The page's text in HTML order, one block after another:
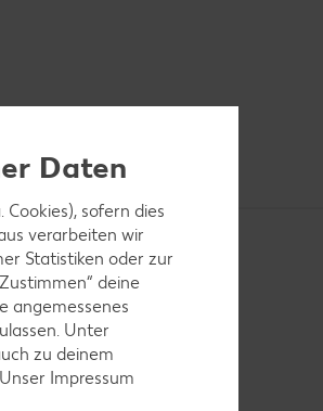
Daten
sofern dies
verarbeiten wir
Statistiken oder zur
deine
angemessenes
Unter
zu deinem
Impressum